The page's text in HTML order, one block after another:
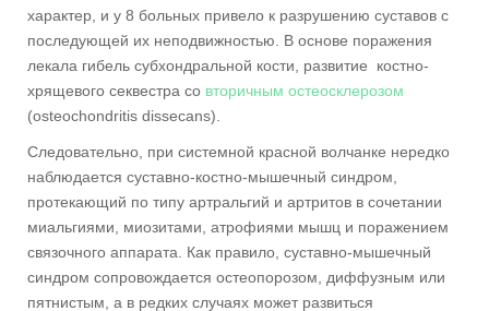
характер, и у 8 больных привело к разрушению суставов с
последующей их неподвижностью. В основе поражения
лекала гибель субхондральной кости, развитие костно-
хрящевого секвестра со вторичным остеосклерозом
(osteochondritis dissecans).
Следовательно, при системной красной волчанке нередко
наблюдается суставно-костно-мышечный синдром,
протекающий по типу артральгий и артритов в сочетании
миальгиями, миозитами, атрофиями мышц и поражением
связочного аппарата. Как правило, суставно-мышечный
синдром сопровождается остеопорозом, диффузным или
пятнистым, а в редких случаях может развиться